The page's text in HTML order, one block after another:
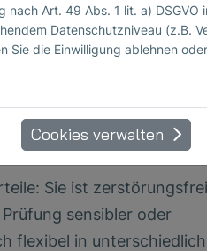
und die
lassen
der Keramikproduktion
Sie ist
sensibler oder
flexibel in
nach Art. 49 Abs. 1 lit. a) DSGVO
Datenschutzniveau (z.B.
Sie die Einwilligung ablehnen
Cookies verwalten